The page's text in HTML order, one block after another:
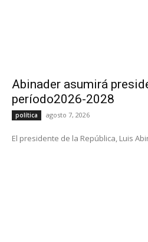
Abinader asumirá
período2026-2028
política agosto 7, 2026
El presidente de la República, Luis